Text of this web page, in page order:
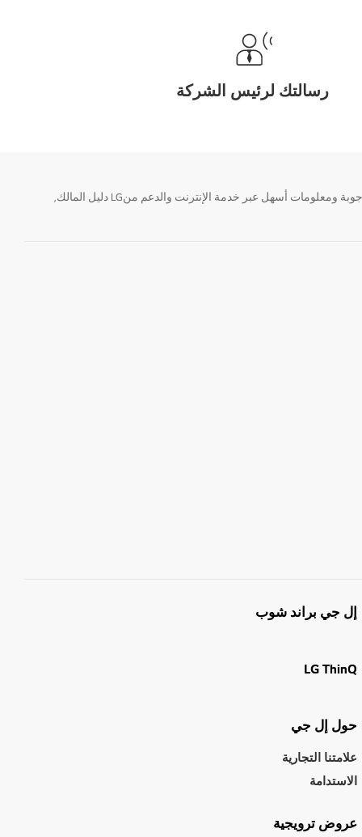
رسالتك لرئيس الشركة
تحتاج معلومة؟ او لديك سؤال ؟ يمكننا المساعدة. سواء كنت فى حاجة الى حجز منتجك او التواصل مع احد ممثلى دعم LG أو الحصول على خدمة صيانة. إيجاد أجوبة ومعلومات أسهل عبر خدمة الإنترنت والدعم منLG دليل المالك,
إل جي براند شوب
LG ThinQ
حول إل جي
علامتنا التجارية
الاستدامة
عروض ترويجية